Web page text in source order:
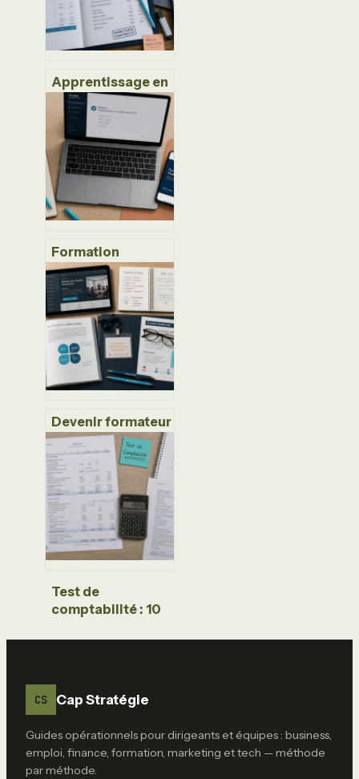
Apprentissage en
comptabilité : 120
crédits ECTS et 3
étapes pour
décrocher votre
contrat
Formation
chatbot : 5
compétences
techniques pour
concevoir des
agents IA fiables
et performants
Devenir formateur
pour adultes : 4
blocs de
compétences,
1459 heures et une
certification pour
réussir
Test de
comptabilité : 10
évaluer vos
carrière
CS Cap Stratégie
Guides opérationnels pour dirigeants et équipes : business,
emploi, finance, formation, marketing et tech — méthode
par méthode.